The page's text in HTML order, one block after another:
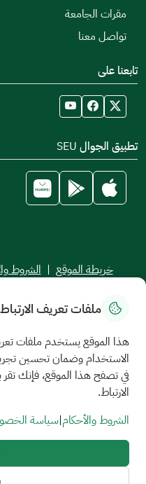
مقرات الجامعة
تواصل معنا
تابعنا على
تطبيق الجوال SEU
خريطة الموقع | الشروط
جميع الحقوق محفوظة للجامعة
ملفات تعريف الارتباط
هذا الموقع يستخدم ملفات
الاستخدام وضمان تحسين
في تصفح هذا الموقع، فإنك
الارتباط.
الشروط والأحكام|سياسة